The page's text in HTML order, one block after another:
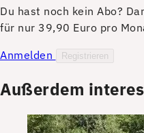
Du hast noch kein Abo?
für nur 39,90 Euro pro
Anmelden
Registrieren
Außerdem